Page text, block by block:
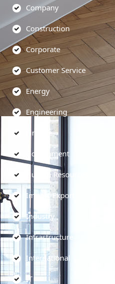
Company
Construction
Corporate
Customer Service
Energy
Engineering
Finance
Government
Human Resources
Import-Export
Industry
Infrastructure
International
IT